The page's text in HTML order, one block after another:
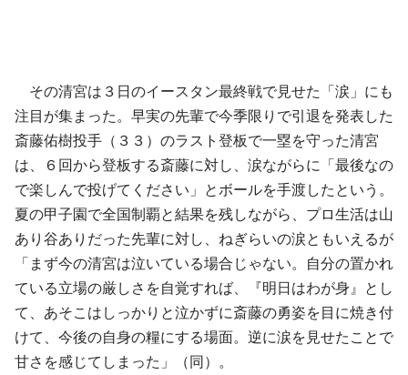
その清宮は３日のイースタン最終戦で見せた「涙」にも
注目が集まった。早実の先輩で今季限りで引退を発表した
斎藤佑樹投手（３３）のラスト登板で一塁を守った清宮
は、６回から登板する斎藤に対し、涙ながらに「最後なの
で楽しんで投げてください」とボールを手渡したという。
夏の甲子園で全国制覇と結果を残しながら、プロ生活は山
あり谷ありだった先輩に対し、ねぎらいの涙ともいえるが
「まず今の清宮は泣いている場合じゃない。自分の置かれ
ている立場の厳しさを自覚すれば、『明日はわが身』とし
て、あそこはしっかりと泣かずに斎藤の勇姿を目に焼き付
けて、今後の自身の糧にする場面。逆に涙を見せたことで
甘さを感じてしまった」（同）。